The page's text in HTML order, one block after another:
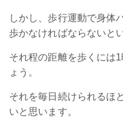
しかし、歩行運動で身体
歩かなければならないと
それ程の距離を歩くには
ょう。
それを毎日続けられるほ
いと思います。